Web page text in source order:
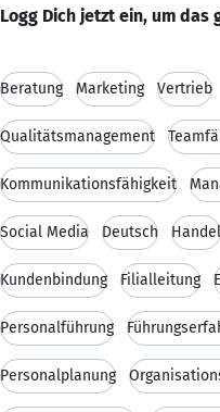
Logg Dich jetzt ein, um das
Beratung Marketing Vertrieb
Qualitätsmanagement
Kommunikationsfähigkeit
Social Media Deutsch Handel
Kundenbindung Filialleitung
Personalführung
Personalplanung